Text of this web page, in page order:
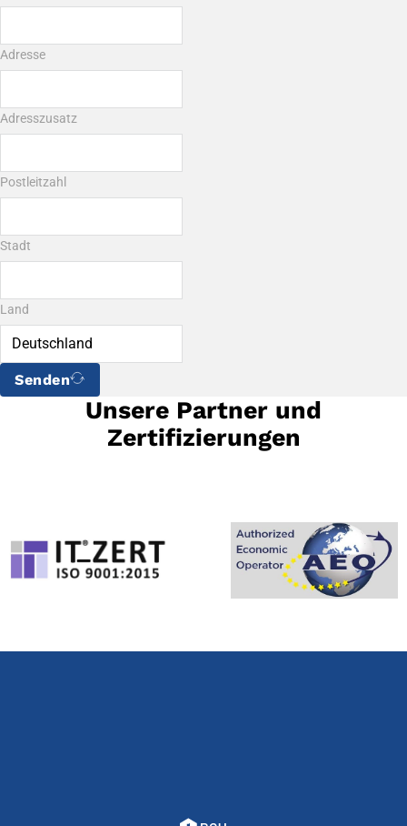
Adresse
Adresszusatz
Postleitzahl
Stadt
Land
Senden
Unsere Partner und
Zertifizierungen